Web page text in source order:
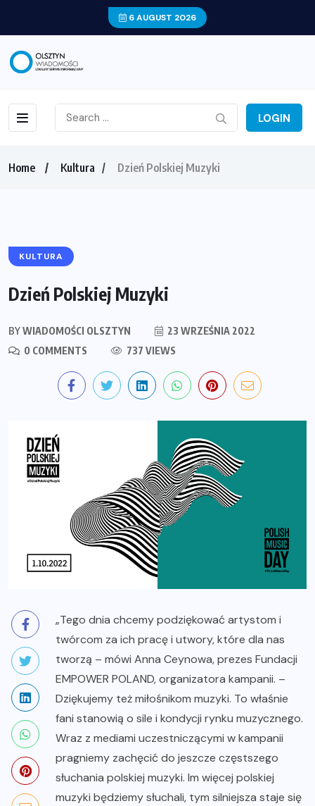
6 AUGUST 2026
LOGIN
Home Kultura Dzień Polskiej Muzyki
KULTURA
Dzień Polskiej Muzyki
BYWIADOMOŚCI OLSZTYN
23 WRZEŚNIA 2022
0 COMMENTS
737 VIEWS
„Tego dnia chcemy podziękować artystom i
twórcom za ich pracę i utwory, które dla nas
tworzą – mówi Anna Ceynowa, prezes Fundacji
EMPOWER POLAND, organizatora kampanii. –
Dziękujemy też miłośnikom muzyki. To właśnie
fani stanowią o sile i kondycji rynku muzycznego.
Wraz z mediami uczestniczącymi w kampanii
pragniemy zachęcić do jeszcze częstszego
słuchania polskiej muzyki. Im więcej polskiej
muzyki będziemy słuchali, tym silniejsza staje się